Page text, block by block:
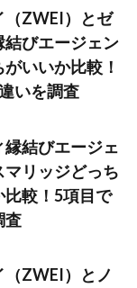
（ZWEI）とゼ
結びエージェン
がいいか比較！
いを調査
縁結びエージェ
マリッジどっち
比較！5項目で
査
（ZWEI）とノ